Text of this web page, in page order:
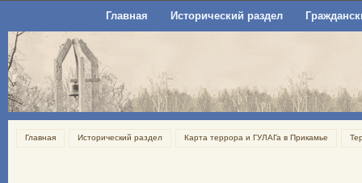
Главная Исторический раздел
Главная Исторический раздел Карта террора и ГУЛАГа в Прикамье